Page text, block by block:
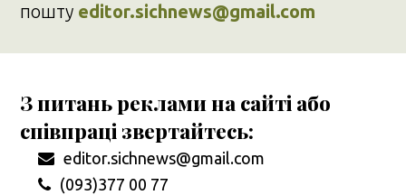
пошту editor.sichnews@gmail.com
З питань реклами на сайті або
співпраці звертайтесь:
editor.sichnews@gmail.com
(093)377 00 77